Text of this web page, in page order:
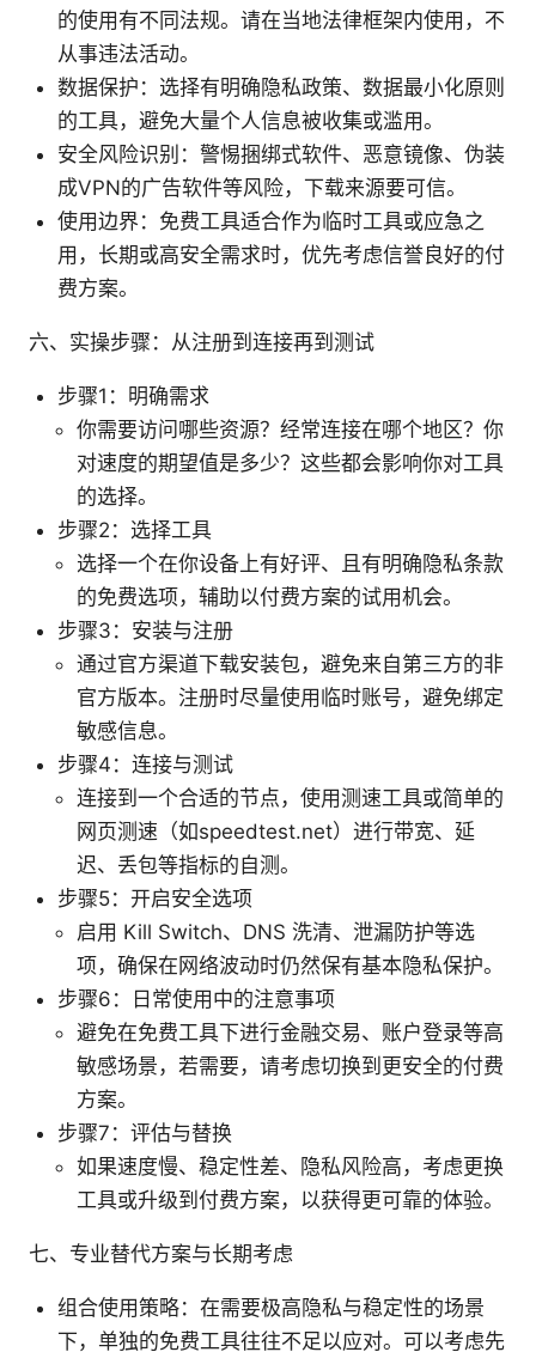
的使用有不同法规。请在当地法律框架内使用，不
从事违法活动。
数据保护：选择有明确隐私政策、数据最小化原则
的工具，避免大量个人信息被收集或滥用。
安全风险识别：警惕捆绑式软件、恶意镜像、伪装
成VPN的广告软件等风险，下载来源要可信。
使用边界：免费工具适合作为临时工具或应急之
用，长期或高安全需求时，优先考虑信誉良好的付
费方案。
六、实操步骤：从注册到连接再到测试
步骤1：明确需求
你需要访问哪些资源？经常连接在哪个地区？你
对速度的期望值是多少？这些都会影响你对工具
的选择。
步骤2：选择工具
选择一个在你设备上有好评、且有明确隐私条款
的免费选项，辅助以付费方案的试用机会。
步骤3：安装与注册
通过官方渠道下载安装包，避免来自第三方的非
官方版本。注册时尽量使用临时账号，避免绑定
敏感信息。
步骤4：连接与测试
连接到一个合适的节点，使用测速工具或简单的
网页测速（如speedtest.net）进行带宽、延
迟、丢包等指标的自测。
步骤5：开启安全选项
启用 Kill Switch、DNS 洗清、泄漏防护等选
项，确保在网络波动时仍然保有基本隐私保护。
步骤6：日常使用中的注意事项
避免在免费工具下进行金融交易、账户登录等高
敏感场景，若需要，请考虑切换到更安全的付费
方案。
步骤7：评估与替换
如果速度慢、稳定性差、隐私风险高，考虑更换
工具或升级到付费方案，以获得更可靠的体验。
七、专业替代方案与长期考虑
组合使用策略：在需要极高隐私与稳定性的场景
下，单独的免费工具往往不足以应对。可以考虑先